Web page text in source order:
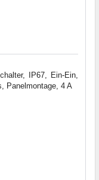
IP67, Ein-Ein,
Panelmontage, 4 A